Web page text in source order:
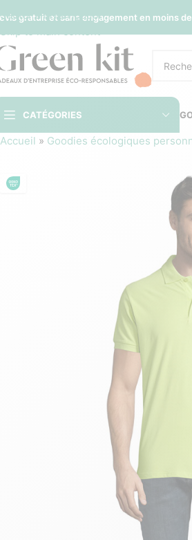
Sauter à la navigation
Skip to main content
gratuit et sans engagement en moins
CATÉGORIES
Accueil » Goodies écologiques